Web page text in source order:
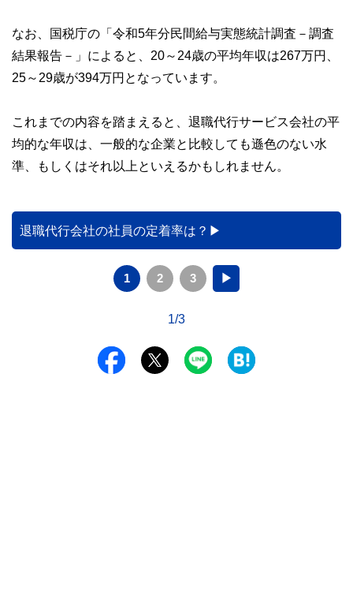
なお、国税庁の「令和5年分民間給与実態統計調査－調査
結果報告－」によると、20～24歳の平均年収は267万円、
25～29歳が394万円となっています。
これまでの内容を踏まえると、退職代行サービス会社の平
均的な年収は、一般的な企業と比較しても遜色のない水
準、もしくはそれ以上といえるかもしれません。
退職代行会社の社員の定着率は？
1 2 3 ▶
1/3